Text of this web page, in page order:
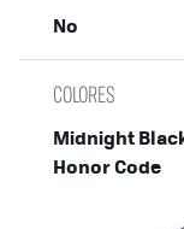
No
COLORES
Midnight
Honor Code